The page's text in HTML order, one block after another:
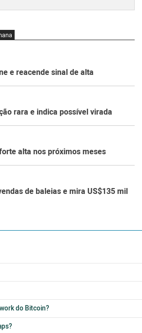
e reacende sinal de alta
rara e indica possível virada
alta nos próximos meses
de baleias e mira US$135 mil
do Bitcoin?